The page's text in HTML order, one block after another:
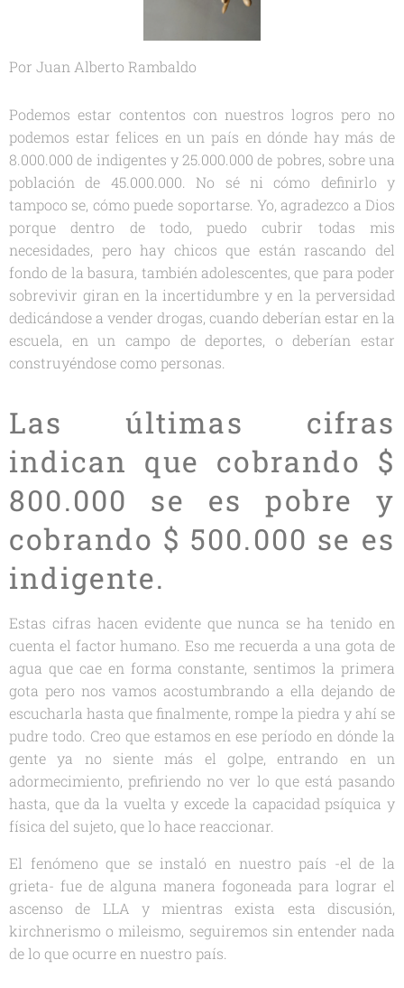
Por Juan Alberto Rambaldo
Podemos estar contentos con nuestros logros pero no
podemos estar felices en un país en dónde hay más de
8.000.000 de indigentes y 25.000.000 de pobres, sobre una
población de 45.000.000. No sé ni cómo definirlo y
tampoco se, cómo puede soportarse. Yo, agradezco a Dios
porque dentro de todo, puedo cubrir todas mis
necesidades, pero hay chicos que están rascando del
fondo de la basura, también adolescentes, que para poder
sobrevivir giran en la incertidumbre y en la perversidad
dedicándose a vender drogas, cuando deberían estar en la
escuela, en un campo de deportes, o deberían estar
construyéndose como personas.
Las últimas cifras
indican que cobrando $
800.000 se es pobre y
cobrando $ 500.000 se es
indigente.
Estas cifras hacen evidente que nunca se ha tenido en
cuenta el factor humano. Eso me recuerda a una gota de
agua que cae en forma constante, sentimos la primera
gota pero nos vamos acostumbrando a ella dejando de
escucharla hasta que finalmente, rompe la piedra y ahí se
pudre todo. Creo que estamos en ese período en dónde la
gente ya no siente más el golpe, entrando en un
adormecimiento, prefiriendo no ver lo que está pasando
hasta, que da la vuelta y excede la capacidad psíquica y
física del sujeto, que lo hace reaccionar.
El fenómeno que se instaló en nuestro país -el de la
grieta- fue de alguna manera fogoneada para lograr el
ascenso de LLA y mientras exista esta discusión,
kirchnerismo o mileismo, seguiremos sin entender nada
de lo que ocurre en nuestro país.